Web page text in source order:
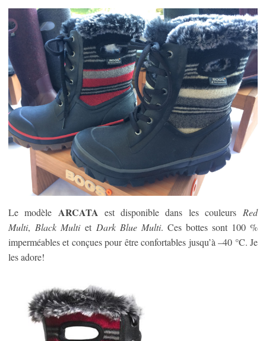
Le modèle ARCATA est disponible dans les couleurs Red
Multi, Black Multiet Dark Blue Multi. Ces bottes sont 100 %
imperméables et conçues pour être confortables jusqu’à –40 °C. Je
les adore!